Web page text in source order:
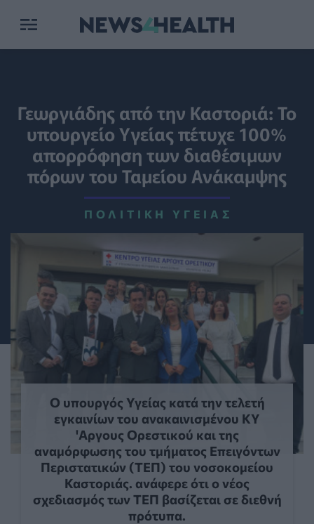
Γεωργιάδης από την Καστοριά: Το
υπουργείο Υγείας πέτυχε 100%
απορρόφηση των διαθέσιμων
πόρων του Ταμείου Ανάκαμψης
ΠΟΛΙΤΙΚΉ ΥΓΕΊΑΣ
Ο υπουργός Υγείας κατά την τελετή
εγκαινίων του ανακαινισμένου ΚΥ
'Αργους Ορεστικού και της
αναμόρφωσης του τμήματος Επειγόντων
Περιστατικών (ΤΕΠ) του νοσοκομείου
Καστοριάς. ανάφερε ότι ο νέος
σχεδιασμός των ΤΕΠ βασίζεται σε διεθνή
πρότυπα.